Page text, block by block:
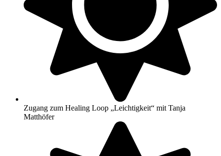
Zugang zum Healing Loop „Leichtigkeit“ mit Tanja
Matthöfer